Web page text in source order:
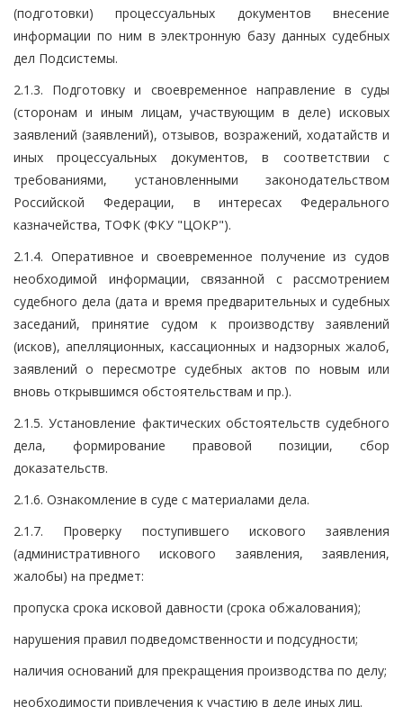
(подготовки) процессуальных документов внесение
информации по ним в электронную базу данных судебных
дел Подсистемы.
2.1.3. Подготовку и своевременное направление в суды
(сторонам и иным лицам, участвующим в деле) исковых
заявлений (заявлений), отзывов, возражений, ходатайств и
иных процессуальных документов, в соответствии с
требованиями, установленными законодательством
Российской Федерации, в интересах Федерального
казначейства, ТОФК (ФКУ "ЦОКР").
2.1.4. Оперативное и своевременное получение из судов
необходимой информации, связанной с рассмотрением
судебного дела (дата и время предварительных и судебных
заседаний, принятие судом к производству заявлений
(исков), апелляционных, кассационных и надзорных жалоб,
заявлений о пересмотре судебных актов по новым или
вновь открывшимся обстоятельствам и пр.).
2.1.5. Установление фактических обстоятельств судебного
дела, формирование правовой позиции, сбор
доказательств.
2.1.6. Ознакомление в суде с материалами дела.
2.1.7. Проверку поступившего искового заявления
(административного искового заявления, заявления,
жалобы) на предмет:
пропуска срока исковой давности (срока обжалования);
нарушения правил подведомственности и подсудности;
наличия оснований для прекращения производства по делу;
необходимости привлечения к участию в деле иных лиц.